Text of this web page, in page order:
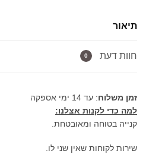
קרים
ניקל
תיאור
חוות דעת 0
זמן משלוח: עד 14 ימי אספקה
למה כדי לקנות אצלנו:
קנייה בטוחה ומאובטחת.
שירות לקוחות שאין שני לו.